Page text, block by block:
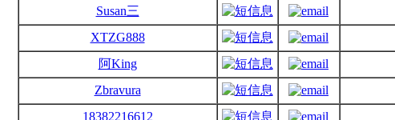
Susan三
XTZG888
阿King
Zbravura
18382216612